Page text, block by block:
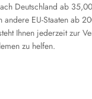
Deutschland ab
andere EU-Staaten ab
Ihnen jederzeit zur
zu helfen.